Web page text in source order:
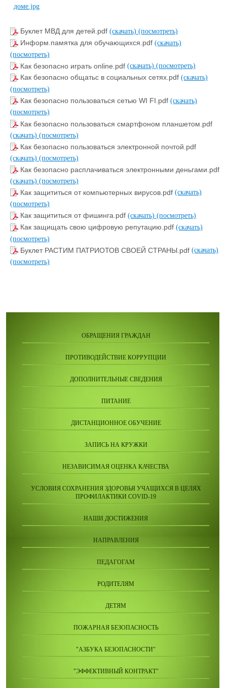
Буклет МВД для детей.pdf (скачать) (посмотреть)
Информ.памятка для обучающихся.pdf (скачать)
(посмотреть)
Как безопасно играть online.pdf (скачать) (посмотреть)
Как безопасно общатьс в социальных сетях.pdf (скачать)
(посмотреть)
Как безопасно пользоваться сетью WI FI.pdf (скачать)
(посмотреть)
Как безопасно пользоваться смартфоном планшетом.pdf
(скачать) (посмотреть)
Как безопасно пользоваться электронной почтой.pdf
(скачать) (посмотреть)
Как безопасно расплачиваться электронными деньгами.pdf
(скачать) (посмотреть)
Как защититься от компьютерных вирусов.pdf (скачать)
(посмотреть)
Как защититься от фишинга.pdf (скачать) (посмотреть)
Как защищать свою цифровую репутацию.pdf (скачать)
(посмотреть)
Буклет РАСТИМ ПАТРИОТОВ СВОЕЙ СТРАНЫ.pdf (скачать)
(посмотреть)
ОБРАЩЕНИЯ ГРАЖДАН
ПРОТИВОДЕЙСТВИЕ КОРРУПЦИИ
ДОПОЛНИТЕЛЬНЫЕ СВЕДЕНИЯ
ПИТАНИЕ
ДИСТАНЦИОННОЕ ОБУЧЕНИЕ
ЗАПИСЬ НА КРУЖКИ
НЕЗАВИСИМАЯ ОЦЕНКА КАЧЕСТВА
УСЛОВИЯ СОХРАНЕНИЯ ЗДОРОВЬЯ УЧАЩИХСЯ В ЦЕЛЯХ
ПРОФИЛАКТИКИ COVID-19
НАШИ ДОСТИЖЕНИЯ
НАПРАВЛЕНИЯ
ПЕДАГОГАМ
РОДИТЕЛЯМ
ДЕТЯМ
ПОЖАРНАЯ БЕЗОПАСНОСТЬ
"АЗБУКА БЕЗОПАСНОСТИ"
"ЭФФЕКТИВНЫЙ КОНТРАКТ"